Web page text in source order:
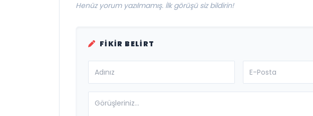
Henüz yorum yazılmamış. İlk görüşü siz bildirin!
FIKIR BELIRT